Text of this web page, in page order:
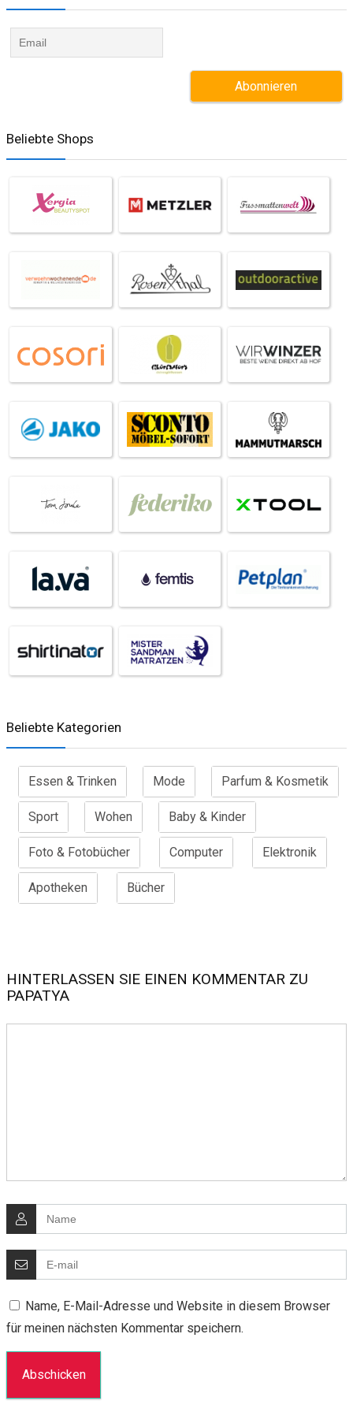
Beliebte Shops
Beliebte Kategorien
Essen & Trinken Mode Parfum & Kosmetik
Sport Wohen Baby & Kinder
Foto & Fotobücher Computer Elektronik
Apotheken Bücher
HINTERLASSEN SIE EINEN KOMMENTAR ZU
PAPATYA
Name, E-Mail-Adresse und Website in diesem Browser
für meinen nächsten Kommentar speichern.